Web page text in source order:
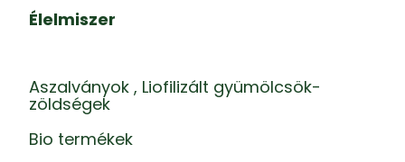
Élelmiszer
Aszalványok , Liofilizált gyümölcsök-
zöldségek
Bio termékek